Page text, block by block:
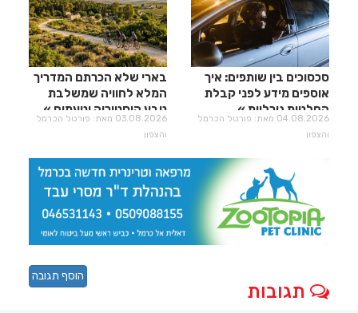
סכסוכים בין שותפים: איך
אוספים מידע לפני קבלת
החלטות גורליות
04.08.2026 מאת: פורטל הכרמל
והצפון
בארי שלא הכרתם המדריך
המלא לחוויה שמשלבת
טבע היסטוריה וטעמים
03.08.2026 מאת: פורטל הכרמל
והצפון
תגובות
הוסף תגובה